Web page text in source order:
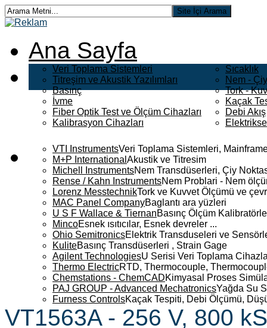
Ana Sayfa
Veri Toplama Sistemleri
Titreşim ve Akustik Yazılımları
Basınç
İvme
Fiber Optik Test ve Ölçüm Cihazları
Kalibrasyon Cihazları
Sıcaklık
Nem -
Tork -
Kaçak
Debi Akış
VTI InstrumentsVeri Toplama Sistemleri,
M+P International Akustik ve Titresim
Michell InstrumentsNem Transdüserleri, Çiy
Rense / Kahn InstrumentsNem Problari - Nem
Lorenz MesstechnikTork ve Kuvvet Ölçümü ve
MAC Panel CompanyBaglantı ara yüzleri
U S F Wallace & TiernanBasınç Ölçüm
MincoEsnek ısıtıcılar, Esnek devreler ...
Ohio SemitronicsElektrik Transduseleri ve
KuliteBasınç Transdüserleri , Strain Gage
Agilent TechnologiesU Serisi Veri Toplama
Thermo ElectricRTD, Thermocouple,
Chemstations - ChemCADKimyasal Proses
PAJ GROUP - Advanced MechatronicsYağda Su
Furness ControlsKaçak Tespiti, Debi Ölçümü,
VT1563A - 256 V, 800